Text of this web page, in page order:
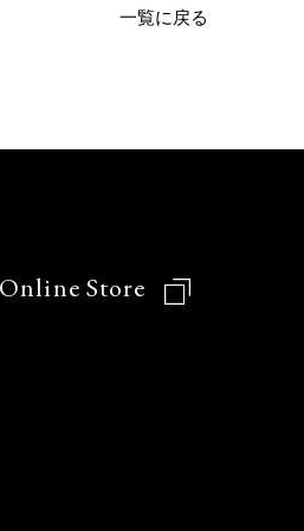
一覧に戻る
Online Store